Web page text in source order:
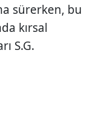
sürerken, bu
kırsal
S.G.